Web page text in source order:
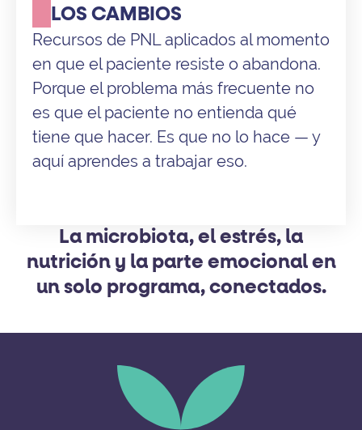
LOS CAMBIOS
Recursos de PNL aplicados al momento
en que el paciente resiste o abandona.
Porque el problema más frecuente no
es que el paciente no entienda qué
tiene que hacer. Es que no lo hace — y
aquí aprendes a trabajar eso.
La microbiota, el estrés, la
nutrición y la parte emocional en
un solo programa, conectados.